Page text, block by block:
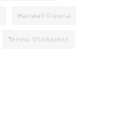
Hartwall Areena
Teemu Viinikainen